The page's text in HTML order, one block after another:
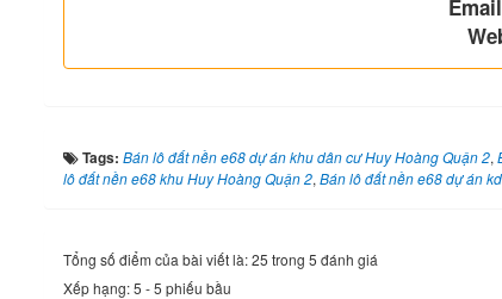
Email
Tags: Bán lô đất nền e68 dự án khu dân cư Huy Hoàng Quận 2,
lô đất nền e68 khu Huy Hoàng Quận 2, Bán lô đất nền e68 dự án
Tổng số điểm của bài viết là: 25 trong 5 đánh giá
Xếp hạng:5 -5 phiếu bầu